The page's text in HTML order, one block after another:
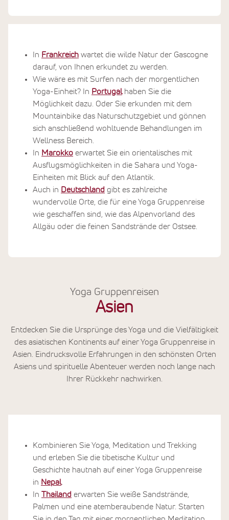
In Frankreich wartet die wilde Natur der Gascogne
darauf, von Ihnen erkundet zu werden.
Wie wäre es mit Surfen nach der morgentlichen
Yoga-Einheit? In Portugal haben Sie die
Möglichkeit dazu. Oder Sie erkunden mit dem
Mountainbike das Naturschutzgebiet und gönnen
sich anschließend wohltuende Behandlungen im
Wellness Bereich.
In Marokko erwartet Sie ein orientalisches mit
Ausflugsmöglichkeiten in die Sahara und Yoga-
Einheiten mit Blick auf den Atlantik.
Auch in Deutschland gibt es zahlreiche
wundervolle Orte, die für eine Yoga Gruppenreise
wie geschaffen sind, wie das Alpenvorland des
Allgäu oder die feinen Sandstrände der Ostsee.
Yoga Gruppenreisen
Asien
Entdecken Sie die Ursprünge des Yoga und die Vielfältigkeit
des asiatischen Kontinents auf einer Yoga Gruppenreise in
Asien. Eindrucksvolle Erfahrungen in den schönsten Orten
Asiens und spirituelle Abenteuer werden noch lange nach
Ihrer Rückkehr nachwirken.
Kombinieren Sie Yoga, Meditation und Trekking
und erleben Sie die tibetische Kultur und
Geschichte hautnah auf einer Yoga Gruppenreise
in Nepal.
In Thailand erwarten Sie weiße Sandstrände,
Palmen und eine atemberaubende Natur. Starten